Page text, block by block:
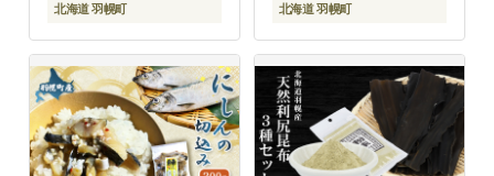
北海道 羽幌町 北海道 羽幌町